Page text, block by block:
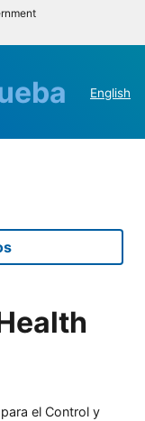
English
el Control y